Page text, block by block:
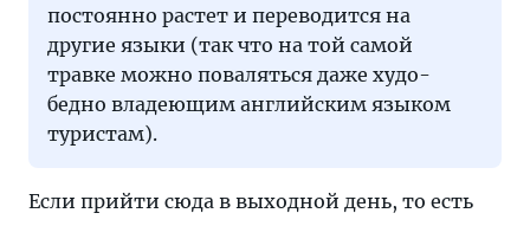
постоянно растет и переводится на
другие языки (так что на той самой
травке можно поваляться даже худо-
бедно владеющим английским языком
туристам).
Если прийти сюда в выходной день, то есть